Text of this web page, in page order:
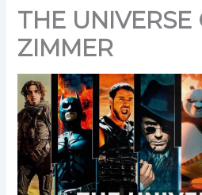
THE UNIVERSE
ZIMMER